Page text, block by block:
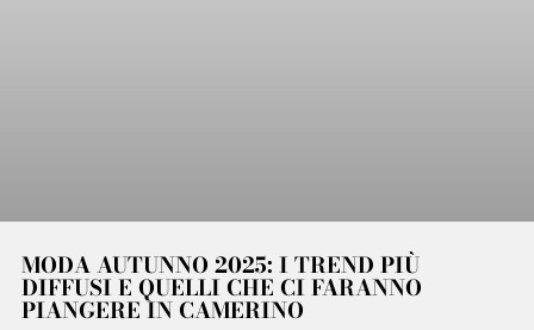
MODA AUTUNNO 2025: I TREND PIÙ
DIFFUSI E QUELLI CHE CI FARANNO
PIANGERE IN CAMERINO